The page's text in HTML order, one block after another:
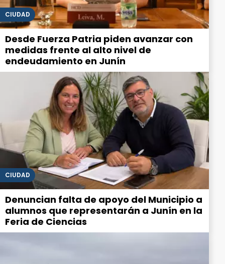
CIUDAD
Desde Fuerza Patria piden avanzar con
medidas frente al alto nivel de
endeudamiento en Junín
CIUDAD
Denuncian falta de apoyo del Municipio a
alumnos que representarán a Junín en la
Feria de Ciencias